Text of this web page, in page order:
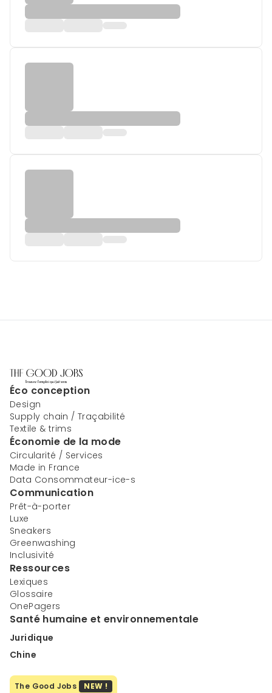
Éco conception
Design
Supply chain / Traçabilité
Textile & trims
Économie de la mode
Circularité / Services
Made in France
Data Consommateur-ice-s
Communication
Prêt-à-porter
Luxe
Sneakers
Greenwashing
Inclusivité
Ressources
Lexiques
Glossaire
OnePagers
Santé humaine et environnementale
Juridique
Chine
The Good Jobs NEW !